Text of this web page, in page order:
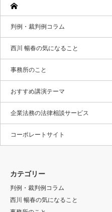
判例・裁判例コラム
西川 暢春の気になること
事務所のこと
おすすめ講演テーマ
企業法務の法律相談サービス
コーポレートサイト
カテゴリー
判例・裁判例コラム
西川 暢春の気になること